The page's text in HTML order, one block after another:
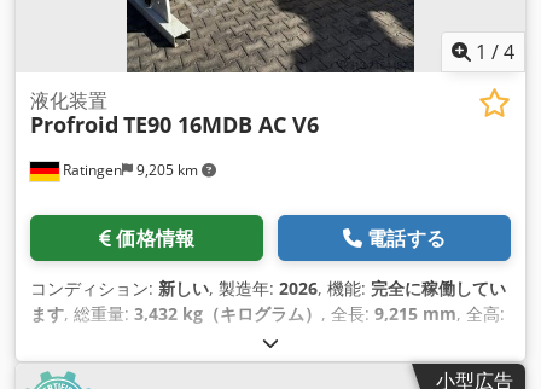
1 /4
Ratingen 9,205 km
液化装置
Profroid TE90 16MDB AC V6
価格情報 電話する
コンディション: 新しい, 製造年: 2026, 機能: 完全に稼働してい
ます, 総重量: 3,432 kg（キログラム） , 全長: 9,215 mm, 全高:
, 体積流量:
1,566 キロワット (2,129.16 馬力),
小型広告